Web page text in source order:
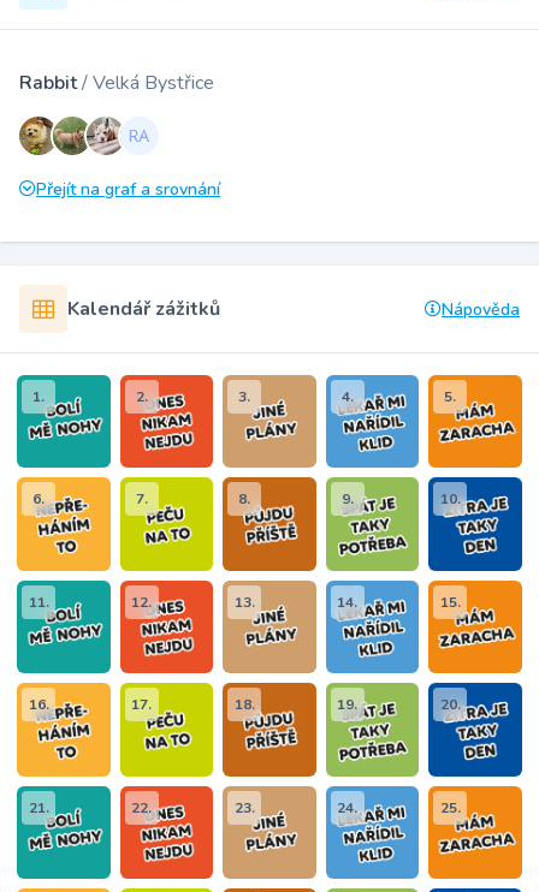
Rabbit/ Velká Bystřice
Přejít na graf a srovnání
Kalendář zážitků Nápověda
1. 2. 3. 4. 5.
6. 7. 8. 9. 10.
11. 12. 13. 14. 15.
16. 17. 18. 19. 20.
21. 22. 23. 24. 25.